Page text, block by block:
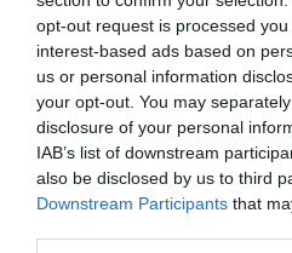
opt-out request is processed
interest-based ads based on
us or personal information
your opt-out. You may
disclosure of your personal
IAB’s list of downstream
also be disclosed by us to third
Downstream Participants that
Cronaca
22:31
Finisce qui, la
rigore molto contestato
bella come in altre
meritato di più. Da
seguirci su TMW per i
Fine 2° tempo
festa il pubblico di